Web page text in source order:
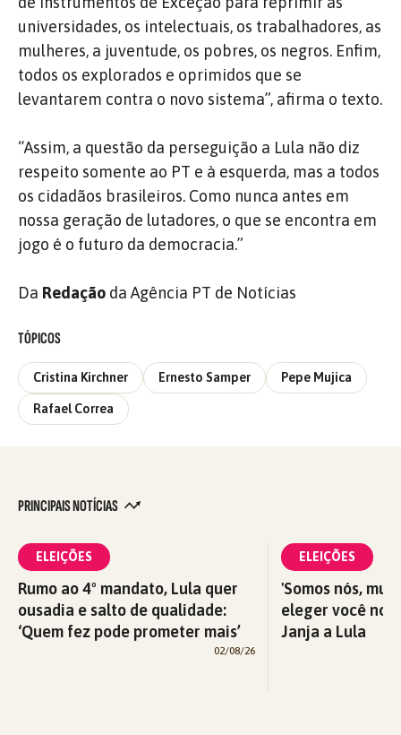
universidades, os intelectuais, os trabalhadores, as
mulheres, a juventude, os pobres, os negros. Enfim,
todos os explorados e oprimidos que se
levantarem contra o novo sistema”, afirma o texto.
“Assim, a questão da perseguição a Lula não diz
respeito somente ao PT e à esquerda, mas a todos
os cidadãos brasileiros. Como nunca antes em
nossa geração de lutadores, o que se encontra em
jogo é o futuro da democracia.”
Da Redação da Agência PT de Notícias
TÓPICOS
Cristina Kirchner Ernesto Samper Pepe Mujica
Rafael Correa
PRINCIPAIS NOTÍCIAS
ELEIÇÕES
Rumo ao 4º mandato, Lula quer
ousadia e salto de qualidade:
‘Quem fez pode prometer mais’
02/08/26
ELEIÇÕES
'Somos nós,
eleger você
Janja a Lula